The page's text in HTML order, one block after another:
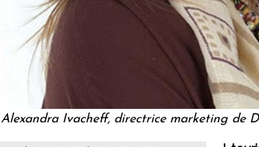
Alexandra Ivacheff, directrice marketing de